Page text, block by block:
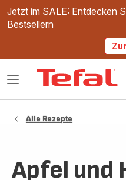
Jetzt im SALE: Entdecken
Bestsellern
Das
Alle Rezepte
Apfel und